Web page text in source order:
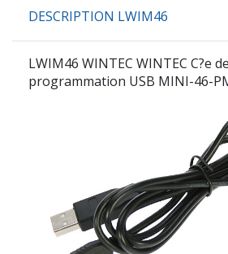
DESCRIPTION LWIM46
LWIM46 WINTEC WINTEC C?e de
programmation USB MINI-46-